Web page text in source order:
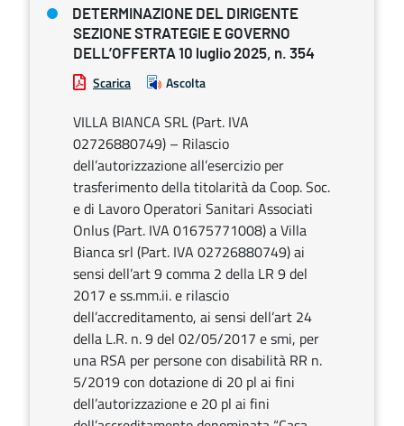
DETERMINAZIONE DEL DIRIGENTE
SEZIONE STRATEGIE E GOVERNO
DELL’OFFERTA 10 luglio 2025, n. 354
Scarica Ascolta
VILLA BIANCA SRL (Part. IVA
02726880749) – Rilascio
dell’autorizzazione all’esercizio per
trasferimento della titolarità da Coop. Soc.
e di Lavoro Operatori Sanitari Associati
Onlus (Part. IVA 01675771008) a Villa
Bianca srl (Part. IVA 02726880749) ai
sensi dell’art 9 comma 2 della LR 9 del
2017 e ss.mm.ii. e rilascio
dell’accreditamento, ai sensi dell’art 24
della L.R. n. 9 del 02/05/2017 e smi, per
una RSA per persone con disabilità RR n.
5/2019 con dotazione di 20 pl ai fini
dell’autorizzazione e 20 pl ai fini